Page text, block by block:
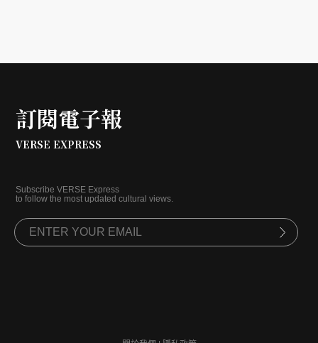
訂閱電子報
VERSE EXPRESS
Subscribe VERSE Express
to follow the most updated cultural views.